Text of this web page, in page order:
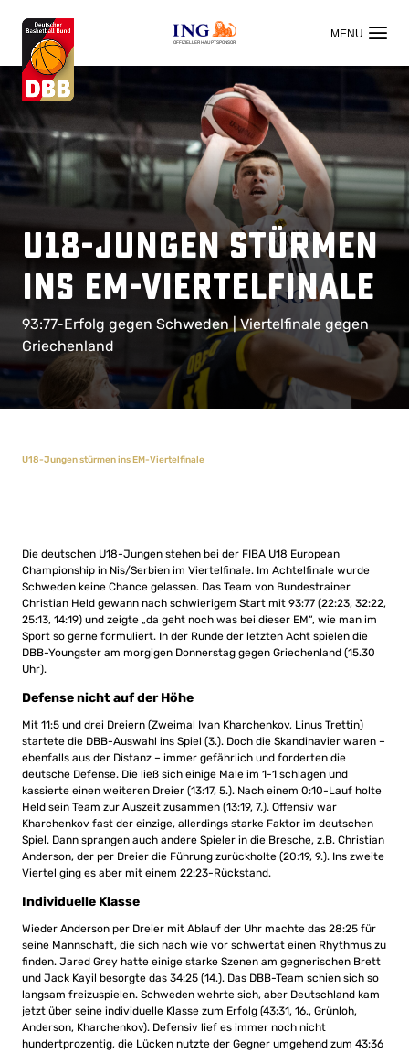
OFFIZIELLER HAUPTSPONSOR
U18-Jungen stürmen
ins EM-Viertelfinale
93:77-Erfolg gegen Schweden | Viertelfinale gegen
Griechenland
U18-Jungen stürmen ins EM-Viertelfinale
Die deutschen U18-Jungen stehen bei der FIBA U18 European
Championship in Nis/Serbien im Viertelfinale. Im Achtelfinale wurde
Schweden keine Chance gelassen. Das Team von Bundestrainer
Christian Held gewann nach schwierigem Start mit 93:77 (22:23, 32:22,
25:13, 14:19) und zeigte „da geht noch was bei dieser EM“, wie man im
Sport so gerne formuliert. In der Runde der letzten Acht spielen die
DBB-Youngster am morgigen Donnerstag gegen Griechenland (15.30
Uhr).
Defense nicht auf der Höhe
Mit 11:5 und drei Dreiern (Zweimal Ivan Kharchenkov, Linus Trettin)
startete die DBB-Auswahl ins Spiel (3.). Doch die Skandinavier waren –
ebenfalls aus der Distanz – immer gefährlich und forderten die
deutsche Defense. Die ließ sich einige Male im 1-1 schlagen und
kassierte einen weiteren Dreier (13:17, 5.). Nach einem 0:10-Lauf holte
Held sein Team zur Auszeit zusammen (13:19, 7.). Offensiv war
Kharchenkov fast der einzige, allerdings starke Faktor im deutschen
Spiel. Dann sprangen auch andere Spieler in die Bresche, z.B. Christian
Anderson, der per Dreier die Führung zurückholte (20:19, 9.). Ins zweite
Viertel ging es aber mit einem 22:23-Rückstand.
Individuelle Klasse
Wieder Anderson per Dreier mit Ablauf der Uhr machte das 28:25 für
seine Mannschaft, die sich nach wie vor schwertat einen Rhythmus zu
finden. Jared Grey hatte einige starke Szenen am gegnerischen Brett
und Jack Kayil besorgte das 34:25 (14.). Das DBB-Team schien sich so
langsam freizuspielen. Schweden wehrte sich, aber Deutschland kam
jetzt über seine individuelle Klasse zum Erfolg (43:31, 16., Grünloh,
Anderson, Kharchenkov). Defensiv lief es immer noch nicht
hundertprozentig, die Lücken nutzte der Gegner umgehend zum 43:36